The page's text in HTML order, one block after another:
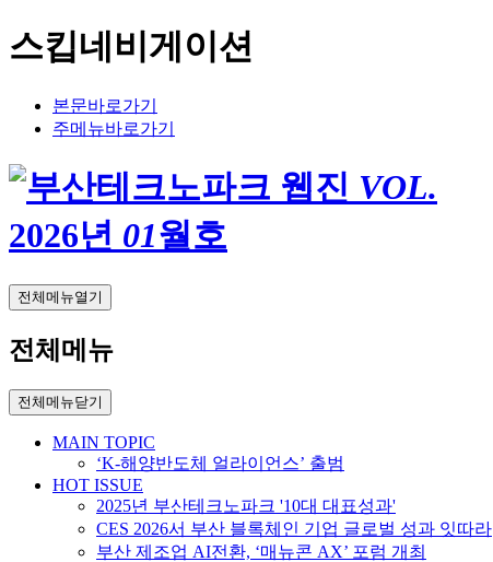
스킵네비게이션
본문바로가기
주메뉴바로가기
VOL.
2026년 01월호
전체메뉴열기
전체메뉴
전체메뉴닫기
MAIN TOPIC
‘K-해양반도체 얼라이언스’ 출범
HOT ISSUE
2025년 부산테크노파크 '10대 대표성과'
CES 2026서 부산 블록체인 기업 글로벌 성과 잇따라
부산 제조업 AI전환, ‘매뉴콘 AX’ 포럼 개최